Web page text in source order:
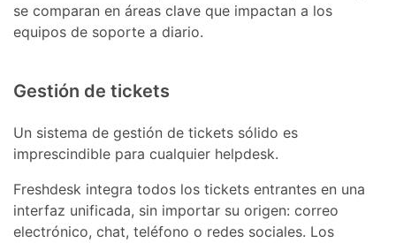
se comparan en áreas clave que impactan a los
equipos de soporte a diario.
Gestión de tickets
Un sistema de gestión de tickets sólido es
imprescindible para cualquier helpdesk.
Freshdesk integra todos los tickets entrantes en una
interfaz unificada, sin importar su origen: correo
electrónico, chat, teléfono o redes sociales. Los